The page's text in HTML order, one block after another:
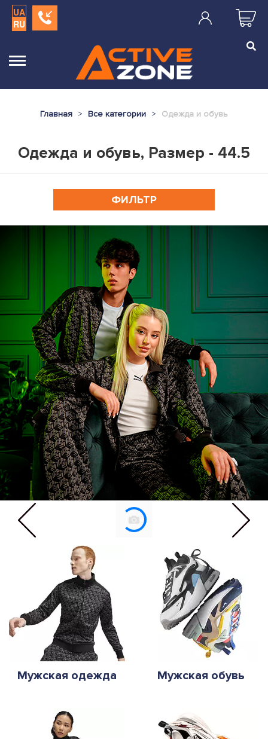
UA
RU
Главная Все категории Одежда и обувь
Одежда и обувь, Размер - 44.5
ФИЛЬТР
Мужская одежда Мужская обувь